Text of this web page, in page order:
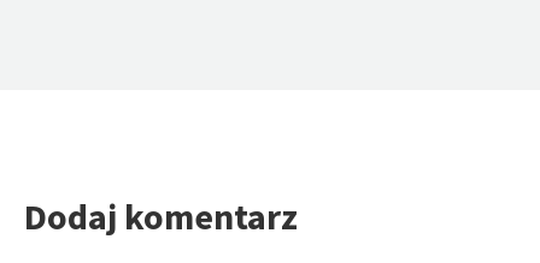
Dodaj komentarz